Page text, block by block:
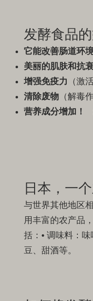
发酵食品
它能改善肠道环
美丽的肌肤和抗
增强免疫力 （激
清除废物 （解毒
营养成分增加！
日本，一
与世界其他地区
用丰富的农产品
括：• 调味料：
豆、甜酒等。